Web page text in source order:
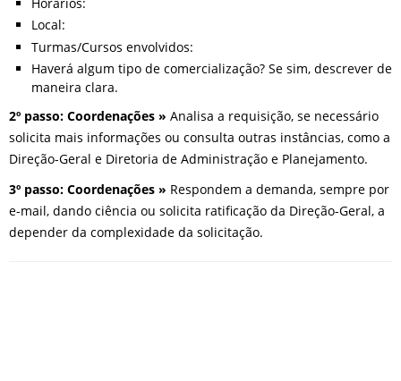
Local:
Turmas/Cursos envolvidos:
Haverá algum tipo de comercialização? Se sim, descrever de
maneira clara.
2º passo: Coordenações » Analisa a requisição, se necessário
solicita mais informações ou consulta outras instâncias, como a
Direção-Geral e Diretoria de Administração e Planejamento.
3º passo: Coordenações » Respondem a demanda, sempre por
e-mail, dando ciência ou solicita ratificação da Direção-Geral, a
depender da complexidade da solicitação.